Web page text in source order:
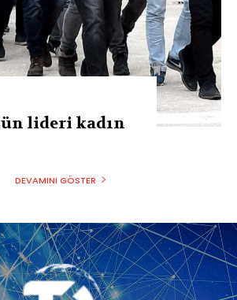
lideri kadın
DEVAMINI GÖSTER